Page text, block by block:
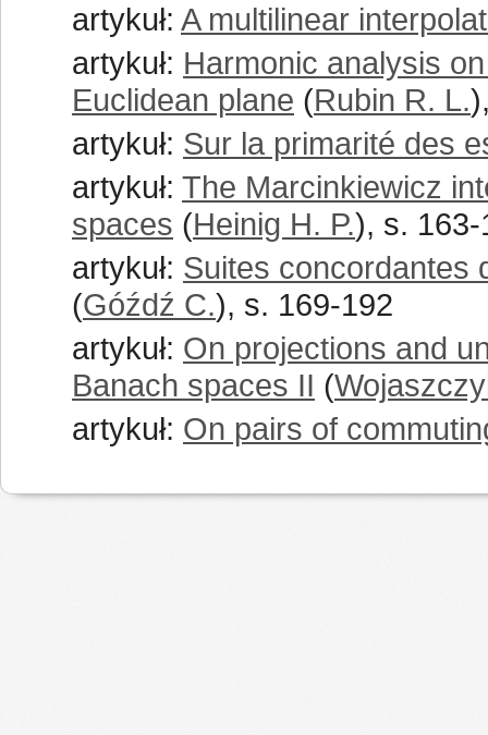
artykuł: A multilinear
artykuł: Harmonic analysis
Euclidean plane (Rubin R. L.
artykuł: Sur la primarité des
artykuł: The Marcinkiewicz
spaces (Heinig H. P.), s. 163-
artykuł: Suites concordantes
(Góźdź C.), s. 169-192
artykuł: On projections and
Banach spaces II (
artykuł: On pairs of